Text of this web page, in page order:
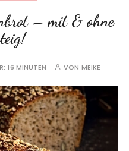
– mit & ohne
16 MINUTEN VON MEIKE